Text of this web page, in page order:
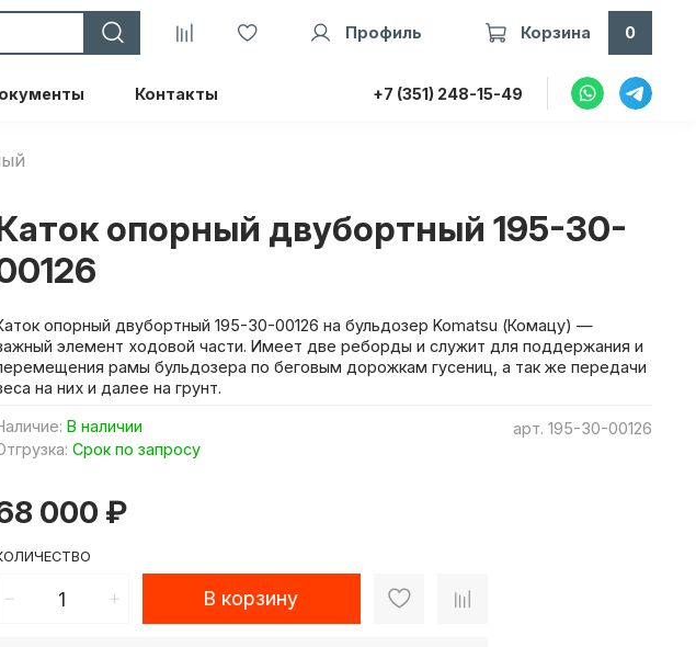
Контакты +7 (351) 248-15-49
Профиль Корзина 0
арт. 195-30-00126
В наличии
Срок по запросу
опорный двубортный 195-30-
000 ₽
В корзину
опорный двубортный 195-30-00126 на бульдозер Komatsu (Комацу) —
элемент ходовой части. Имеет две реборды и служит для поддержания и
рамы бульдозера по беговым дорожкам гусениц, а так же передачи
на них и далее на грунт.